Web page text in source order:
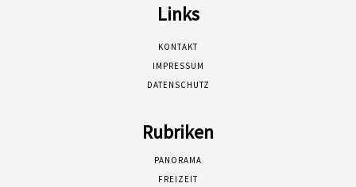
Links
KONTAKT
IMPRESSUM
DATENSCHUTZ
Rubriken
PANORAMA
FREIZEIT